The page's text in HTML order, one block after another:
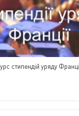
стипендій уряду